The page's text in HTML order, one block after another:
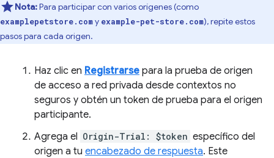
Nota:Para participar con varios orígenes (como
examplepetstore.comy example-pet-store.com), repite estos
pasos para cada origen.
Haz clic en Registrarse para la prueba de origen
de acceso a red privada desde contextos no
seguros y obtén un token de prueba para el origen
participante.
Agrega el Origin-Trial: $token específico del
origen a tu encabezado de respuesta. Este